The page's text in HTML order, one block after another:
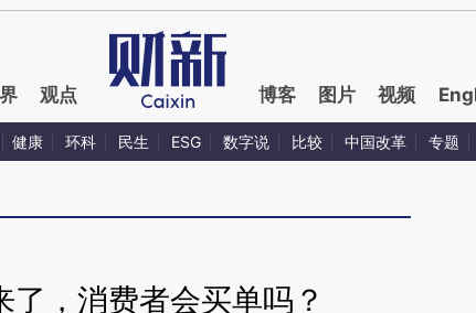
观点 博客 图片 视频
健康 环科 民生 ESG 数字说 比较 中国改革 专题
了，消费者会买单吗？